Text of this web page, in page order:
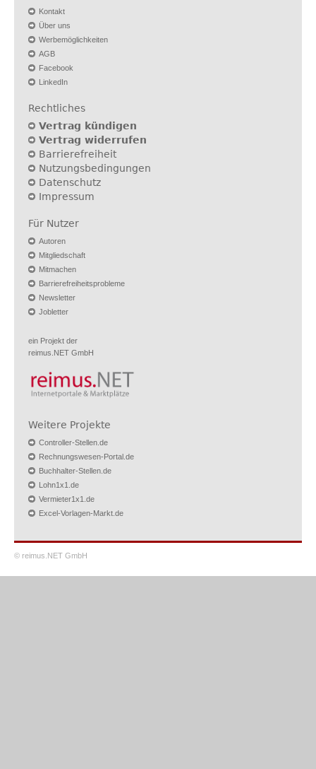
Kontakt
Über uns
Werbemöglichkeiten
AGB
Facebook
LinkedIn
Rechtliches
Vertrag kündigen
Vertrag widerrufen
Barrierefreiheit
Nutzungsbedingungen
Datenschutz
Impressum
Für Nutzer
Autoren
Mitgliedschaft
Mitmachen
Barrierefreiheitsprobleme
Newsletter
Jobletter
ein Projekt der
reimus.NET GmbH
Weitere Projekte
Controller-Stellen.de
Rechnungswesen-Portal.de
Buchhalter-Stellen.de
Lohn1x1.de
Vermieter1x1.de
Excel-Vorlagen-Markt.de
© reimus.NET GmbH